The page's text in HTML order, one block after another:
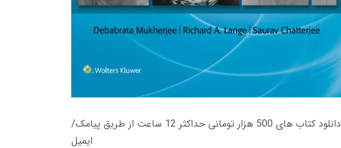
زمان تحویل کتاب های 600 هزار تومانی دانلود فوری از حساب کاربری می باشد، و زمان تحویل لینک دانلود کتاب های 500 هزار تومانی حداکثر 12 ساعت از طریق پیامک/
ایمیل